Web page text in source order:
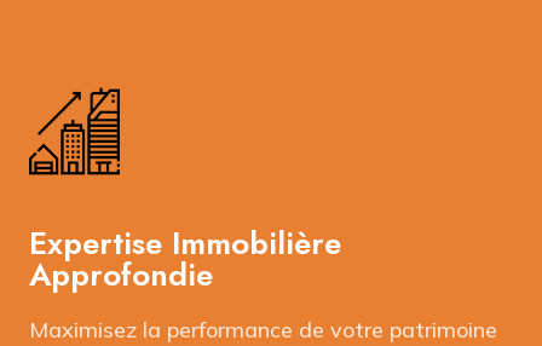
Expertise Immobilière
Approfondie
Maximisez la performance de votre patrimoine